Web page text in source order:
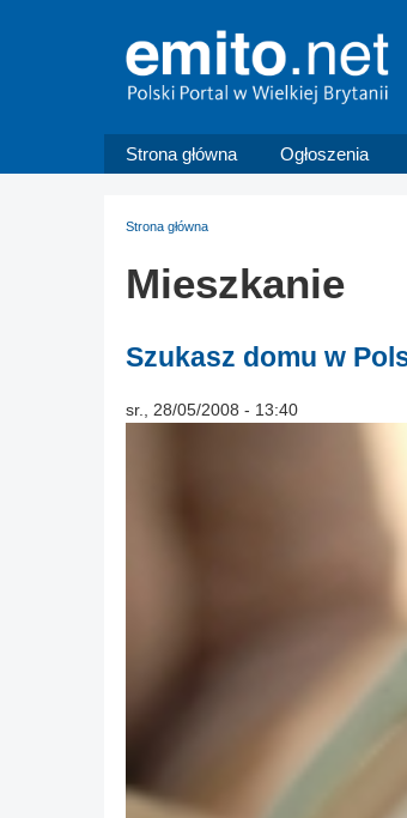
Strona główna Ogłoszenia
Strona główna
Mieszkanie
Szukasz domu w
sr., 28/05/2008 - 13:40